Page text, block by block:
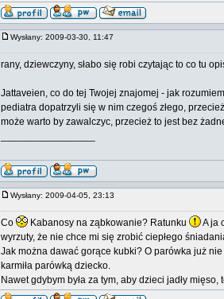
Wysłany: 2009-03-30, 11:47
rany, dziewczyny, słabo się robi czytając to co tu
Jattaveien, co do tej Twojej znajomej - jak
pediatra dopatrzyli się w nim czegoś złego,
może warto by zawalczyc, przecież to jest bez
Wysłany: 2009-04-05, 23:13
Co Kabanosy na ząbkowanie? Ratunku
A ja
wyrzuty, że nie chce mi się zrobić ciepłego
Jak można dawać gorące kubki? O parówka już
karmiła parówką dziecko.
Nawet gdybym była za tym, aby dzieci jadły